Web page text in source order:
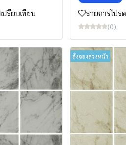
เปรียบเทียบ รายการโปรด
(0)
สั่งจองล่วงหน้า